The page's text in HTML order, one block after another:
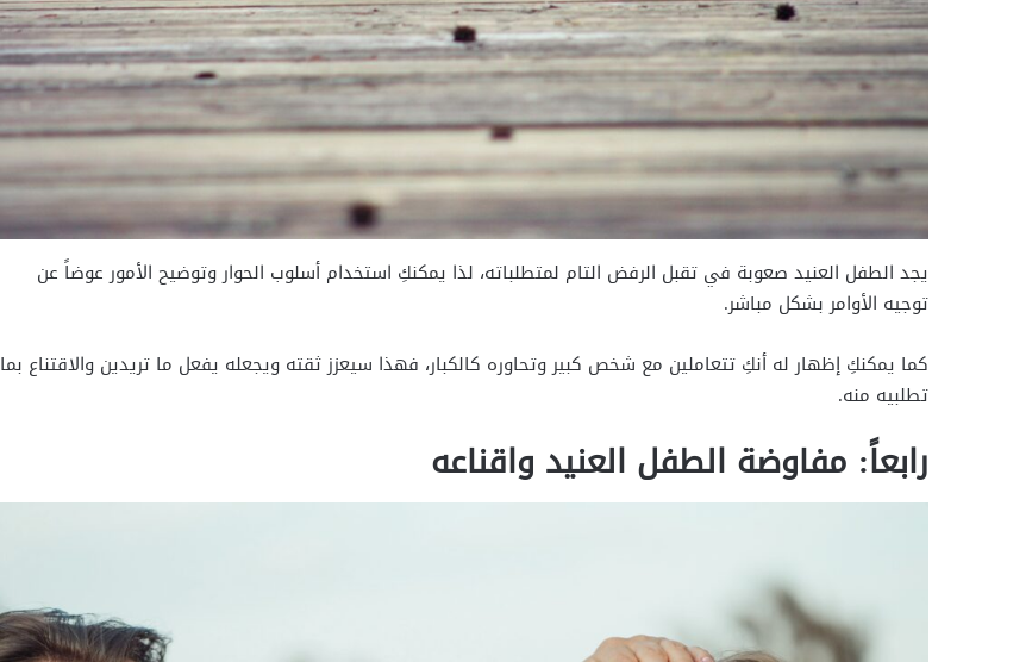
يجد الطفل العنيد صعوبة في تقبل الرفض التام لمتطلباته، لذا يمكنكِ استخدام أسلوب الحوار وتوضيح الأمور عوضاً عن
توجيه الأوامر بشكل مباشر.
كما يمكنكِ إظهار له أنكِ تتعاملين مع شخص كبير وتحاوره كالكبار، فهذا سيعزز ثقته ويجعله يفعل ما تريدين والاقتناع بما
تطلبيه منه.
رابعاً: مفاوضة الطفل العنيد واقناعه